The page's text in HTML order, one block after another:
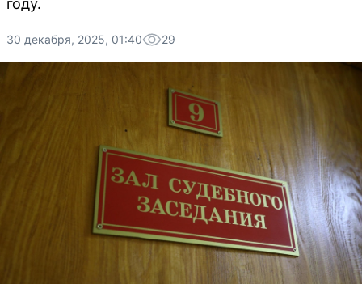
году.
30 декабря, 2025, 01:40 29